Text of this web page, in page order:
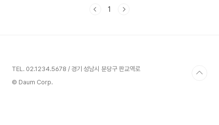
당연하다. 식사 예절이라는 것이 각 나라마다 고유한 특징을 갖고 있다. 한국 사
1
TEL. 02.1234.5678 / 경기 성남시 분당구 판교역로
© Daum Corp.